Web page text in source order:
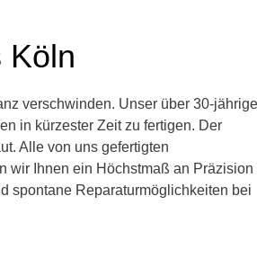
Köln
verschwinden. Unser über 30-
in kürzester Zeit zu fertigen. Der
Alle von uns gefertigten
wir Ihnen ein Höchstmaß an Präzision
spontane Reparaturmöglichkeiten bei